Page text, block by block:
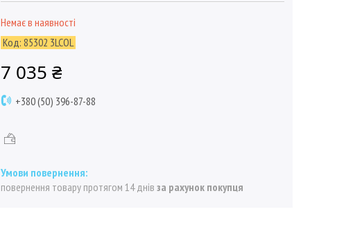
Немає в наявності
Код: 85302 3LCOL
7 035 ₴
+380 (50) 396-87-88
повернення товару протягом 14 днів за рахунок покупця